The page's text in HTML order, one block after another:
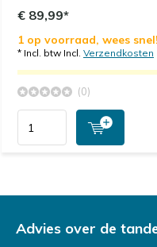
€ 89,99*
1 op voorraad, wees snel!
* Incl. btw Incl. Verzendkosten
(0)
Advies over de